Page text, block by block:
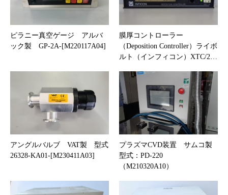
ピラニー真空ゲージ アルバ
ック製 GP-2A-[M220117A04]
膜厚コントローラー
（Deposition Controller）ライボ
ルト（インフィコン）XTC/2…
アングルバルブ VAT製 型式
26328-KA01-[M230411A03]
プラズマCVD装置 サムコ製
型式：PD-220
（M210320A10）